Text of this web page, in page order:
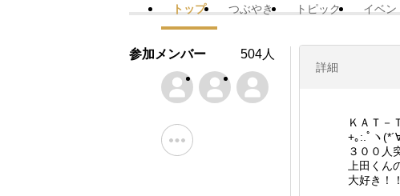
トップ つぶやき トピック イベン
詳細
ＫＡＴ－
+｡:.ﾟヽ
３００
上田く
大好き！
参加メンバー 504人